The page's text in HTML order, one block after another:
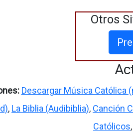
Otros
Descargar Música Católica
, La Biblia (Audibiblia), Canción
Católicos,